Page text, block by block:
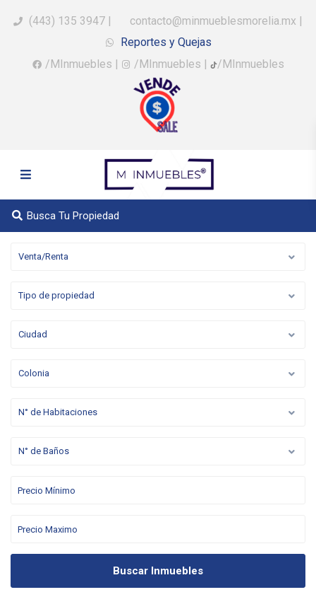
(443) 135 3947 | contacto@minmueblesmorelia.mx |
Reportes y Quejas
/MInmuebles | /MInmuebles | /MInmuebles
Busca Tu Propiedad
Venta/Renta
Tipo de propiedad
Ciudad
Colonia
N° de Habitaciones
N° de Baños
Buscar Inmuebles